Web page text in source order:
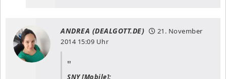
ANDREA (DEALGOTT.DE)
21. November
201415:09 Uhr
SNY [Mobile]: